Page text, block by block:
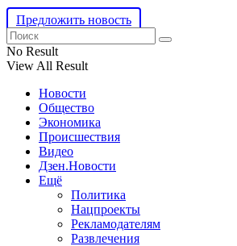
Предложить новость
No Result
View All Result
Новости
Общество
Экономика
Происшествия
Видео
Дзен.Новости
Ещё
Политика
Нацпроекты
Рекламодателям
Развлечения